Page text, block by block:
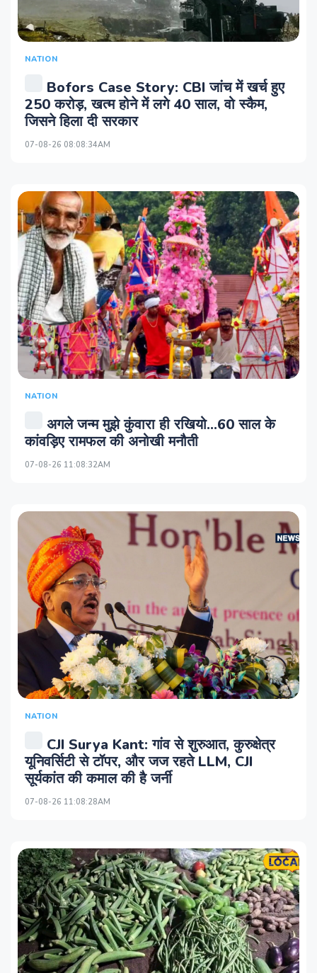
NATION
Bofors Case Story: CBI जांच में खर्च हुए
250 करोड़, खत्म होने में लगे 40 साल, वो स्कैम,
जिसने हिला दी सरकार
07-08-26 08:08:34AM
NATION
अगले जन्म मुझे कुंवारा ही रखियो...60 साल के
कांवड़िए रामफल की अनोखी मनौती
07-08-26 11:08:32AM
NATION
CJI Surya Kant: गांव से शुरुआत, कुरुक्षेत्र
यूनिवर्सिटी से टॉपर, और जज रहते LLM, CJI
सूर्यकांत की कमाल की है जर्नी
07-08-26 11:08:28AM